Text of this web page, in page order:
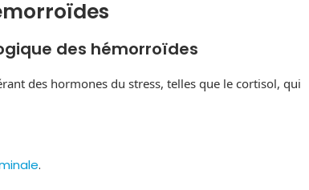
des hémorroïdes
des hormones du stress, telles que le cortisol, qui
.